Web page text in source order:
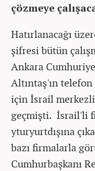
çözmeye
Hatırlanacağı
şifresi bütün
Ankara
Altıntaş'ın
için İsrail
geçmişti. İsrail'li
yturyurtdışına
bazı firmalarla
Cumhurbaşkanı